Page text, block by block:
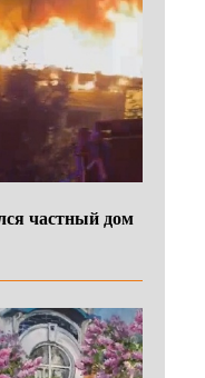
частный дом